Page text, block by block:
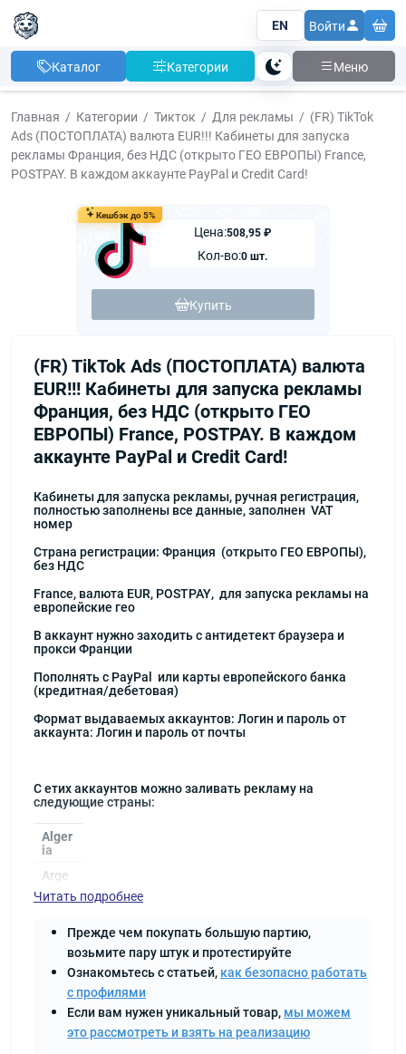
EN Войти
Каталог Категории Тема Меню
Главная Категории Тикток Для рекламы
(FR) TikTok
Ads (ПОСТОПЛАТА) валюта EUR!!! Кабинеты для запуска
рекламы Франция, без НДС (открыто ГЕО ЕВРОПЫ) France,
POSTPAY. В каждом аккаунте PayPal и Credit Card!
Кешбэк до 5%
Цена:508,95 ₽
Кол-во:0 шт.
Купить
(FR) TikTok Ads (ПОСТОПЛАТА) валюта
EUR!!! Кабинеты для запуска рекламы
Франция, без НДС (открыто ГЕО
ЕВРОПЫ) France, POSTPAY. В каждом
аккаунте PayPal и Credit Card!
Кабинеты для запуска рекламы, ручная регистрация,
полностью заполнены все данные, заполнен VAT
номер
Страна регистрации: Франция (открыто ГЕО ЕВРОПЫ),
без НДС
France, валюта EUR, POSTPAY, для запуска рекламы на
европейские гео
В аккаунт нужно заходить с антидетект браузера и
прокси Франции
Пополнять с PayPal или карты европейского банка
(кредитная/дебетовая)
Формат выдаваемых аккаунтов: Логин и пароль от
аккаунта: Логин и пароль от почты
С етих аккаунтов можно заливать рекламу на
следующие страны:
Alger
ia
Arge
ia
Azerb
aijan
Bahr
ain
Bangl
ades
Читать подробнее
Прежде чем покупать большую партию,
возьмите пару штук и протестируйте
Ознакомьтесь с статьей, как безопасно работать
с профилями
Если вам нужен уникальный товар, мы можем
это рассмотреть и взять на реализацию